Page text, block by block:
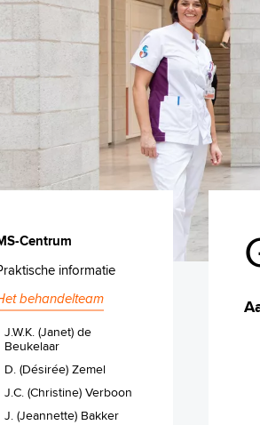
Centrum
informatie
behandelteam
J.W.K. (Janet) de
Beukelaar
D. (Désirée) Zemel
J.C. (Christine) Verboon
J. (Jeannette) Bakker